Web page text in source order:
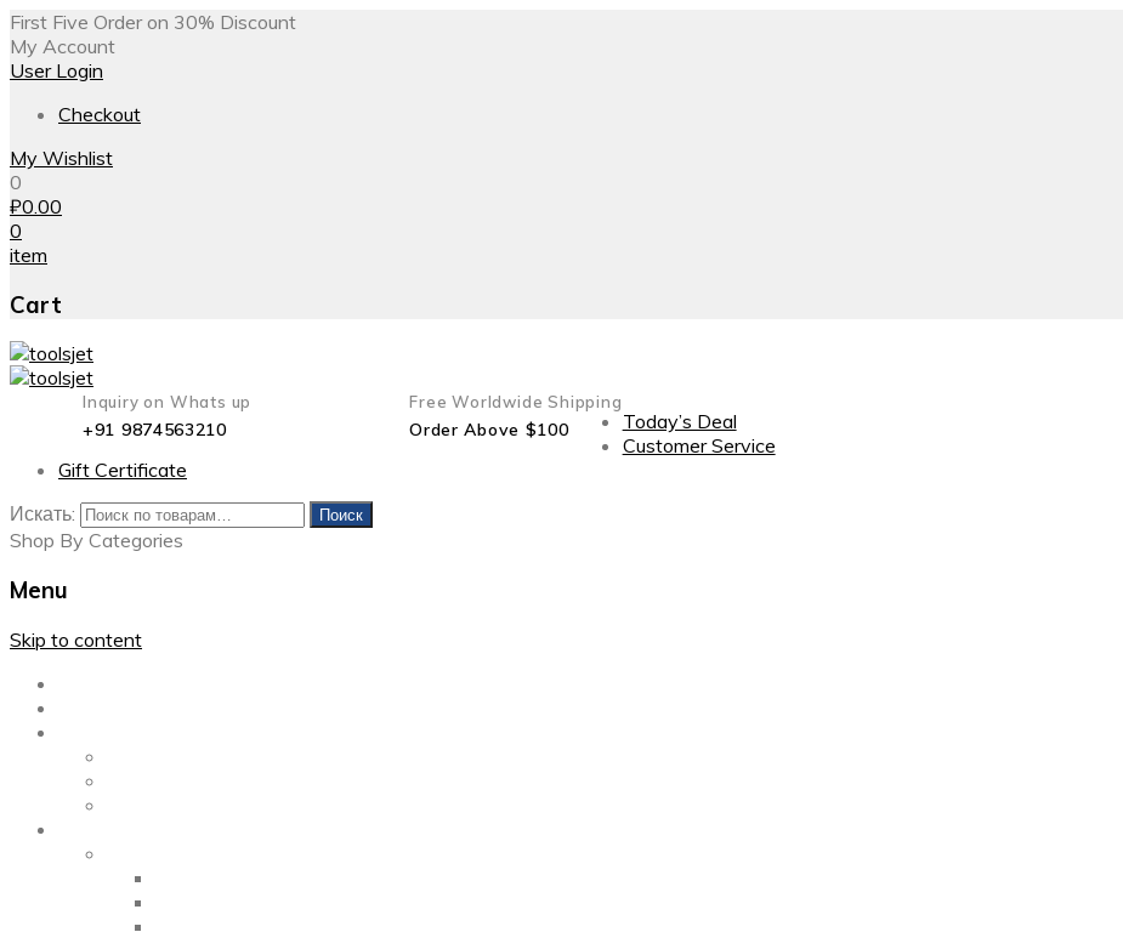
First Five Order on 30% Discount
My Account
User Login
Checkout
My Wishlist
0
₽0.00
0
item
Cart
Inquiry on Whats up
+91 9874563210
Free Worldwide Shipping
Order Above $100
Today’s Deal
Customer Service
Gift Certificate
Искать:
Поиск
Shop By Categories
Menu
Skip to content